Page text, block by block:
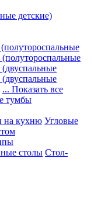
детские)
... Показать все
тумбы
на кухню Угловые
столы Стол-